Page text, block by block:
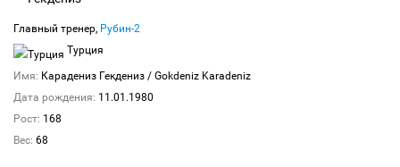
Главный тренер, Рубин-2
Турция
Имя: Карадениз Гекдениз / Gokdeniz Karadeniz
Дата рождения: 11.01.1980
Рост: 168
Вес: 68